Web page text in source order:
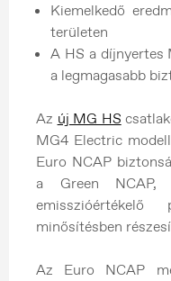
Kiemelkedő
területen
A HS a díjnyertes
a legmagasabb
Az új MG HS
MG4 Electric
Euro NCAP
a Green NCAP,
minősítésben
Az Euro NCAP